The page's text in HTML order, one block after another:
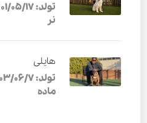
تولد: 1401/05/17
نر
هایلی
تولد: 1403/06/7
ماده